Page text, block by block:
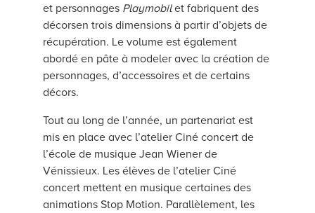
et personnages Playmobil et fabriquent des
décorsen trois dimensions à partir d’objets de
récupération. Le volume est également
abordé en pâte à modeler avec la création de
personnages, d’accessoires et de certains
décors.
Tout au long de l’année, un partenariat est
mis en place avec l’atelier Ciné concert de
l’école de musique Jean Wiener de
Vénissieux. Les élèves de l’atelier Ciné
concert mettent en musique certaines des
animations Stop Motion. Parallèlement, les